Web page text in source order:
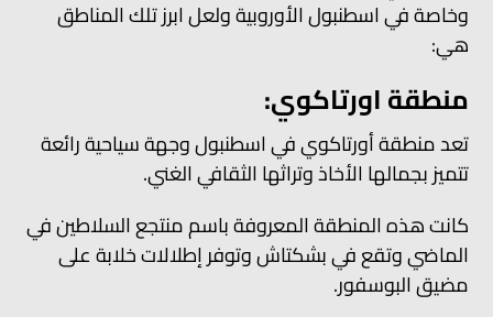
وخاصة في اسطنبول الأوروبية ولعل ابرز تلك المناطق
هي:
منطقة اورتاكوي:
تعد منطقة أورتاكوي في اسطنبول وجهة سياحية رائعة
تتميز بجمالها الأخاذ وتراثها الثقافي الغني.
كانت هذه المنطقة المعروفة باسم منتجع السلاطين في
الماضي وتقع في بشكتاش وتوفر إطلالات خلابة على
مضيق البوسفور.